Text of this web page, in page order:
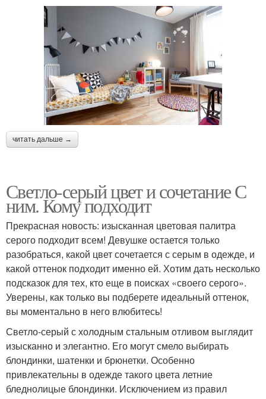
читать дальше →
Светло-серый цвет и сочетание С
ним. Кому подходит
Прекрасная новость: изысканная цветовая палитра
серого подходит всем! Девушке остается только
разобраться, какой цвет сочетается с серым в одежде, и
какой оттенок подходит именно ей. Хотим дать несколько
подсказок для тех, кто еще в поисках «своего серого».
Уверены, как только вы подберете идеальный оттенок,
вы моментально в него влюбитесь!
Светло-серый с холодным стальным отливом выглядит
изысканно и элегантно. Его могут смело выбирать
блондинки, шатенки и брюнетки. Особенно
привлекательны в одежде такого цвета летние
бледнолицые блондинки. Исключением из правил